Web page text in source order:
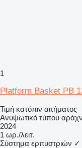
1
Platform Basket PB
Τιμή κατόπιν αιτήματος
Ανυψωτικό τύπου
2024
1 ωρ./λειτ.
Σύστημα ερπυστριών ✓